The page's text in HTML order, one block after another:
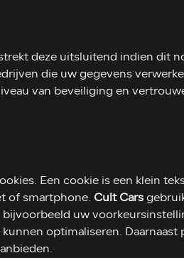
deze uitsluitend indien dit
die uw gegevens
van beveiliging en
Een cookie is een klein
of smartphone. Cult Cars
uw
optimaliseren.